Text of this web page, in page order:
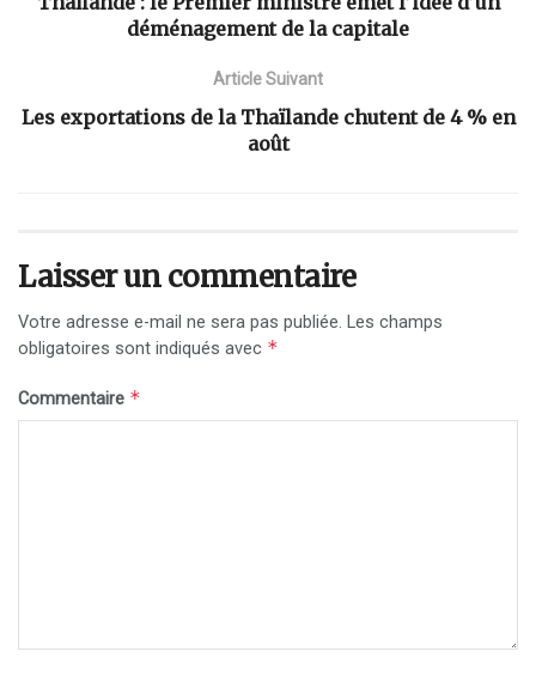
déménagement de la capitale
Article Suivant
Les exportations de la Thaïlande chutent de 4 % en
août
Laisser un commentaire
Votre adresse e-mail ne sera pas publiée. Les champs
obligatoires sont indiqués avec *
Commentaire *